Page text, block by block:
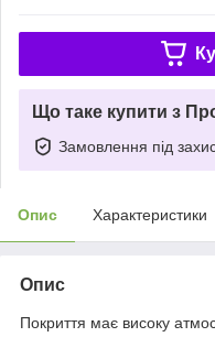
Що таке купити з
Замовлення під
Опис Характеристики
Опис
Покриття має високу